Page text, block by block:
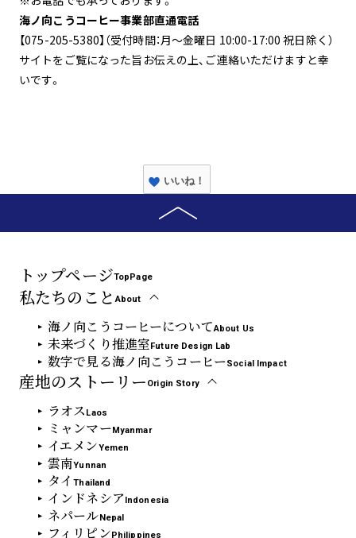
海ノ向こうコーヒー事業部直通電話
【075-205-5380】（受付時間：月～金曜日 10:00-17:00 祝日除く）
サイトをご覧になった旨お伝えの上、ご連絡いただけますと幸
いです。
いいね！
トップページTopPage
私たちのことAbout
海ノ向こうコーヒーについてAbout Us
未来づくり推進室Future Design Lab
数字で見る海ノ向こうコーヒーSocial Impact
産地のストーリー Origin Story
ラオス Laos
ミャンマーMyanmar
イエメンYemen
雲南Yunnan
タイThailand
インドネシア Indonesia
ネパールNepal
フィリピンPhilippines